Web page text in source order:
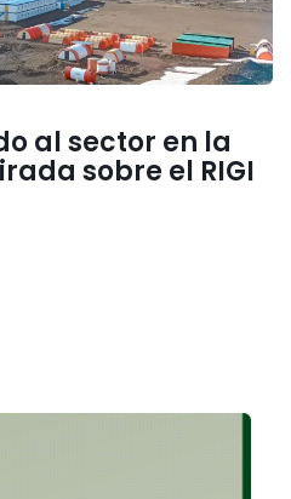
al sector en la
sobre el RIGI